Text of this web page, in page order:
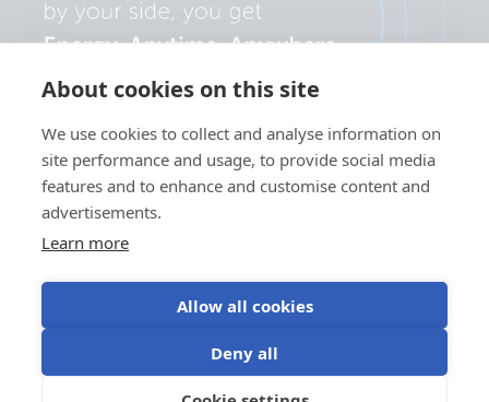
About cookies on this site
We use cookies to collect and analyse information on
site performance and usage, to provide social media
features and to enhance and customise content and
advertisements.
Learn more
Allow all cookies
Deny all
Polityka
plików cookie
plików cookie
©Victron Energy